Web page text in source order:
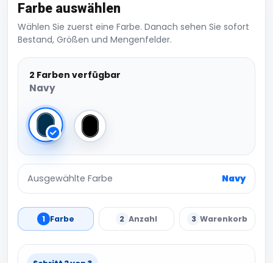
Farbe auswählen
Wählen Sie zuerst eine Farbe. Danach sehen Sie sofort
Bestand, Größen und Mengenfelder.
2 Farben verfügbar
Navy
Navy Black
Ausgewählte Farbe Navy
1 Farbe 2 Anzahl 3 Warenkorb